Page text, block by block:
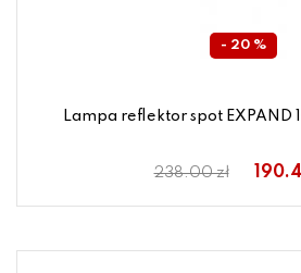
- 20 %
Lampa reflektor spot EXPAND
238.00 zł